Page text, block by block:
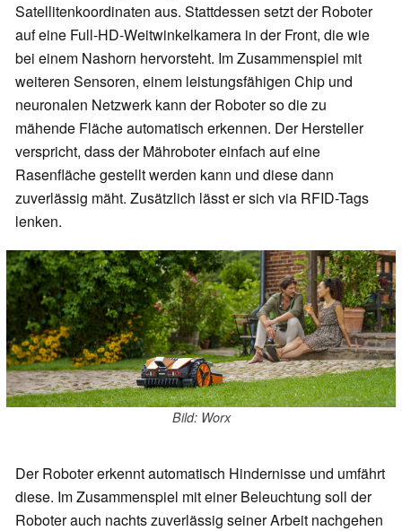
Satellitenkoordinaten aus. Stattdessen setzt der Roboter
auf eine Full-HD-Weitwinkelkamera in der Front, die wie
bei einem Nashorn hervorsteht. Im Zusammenspiel mit
weiteren Sensoren, einem leistungsfähigen Chip und
neuronalen Netzwerk kann der Roboter so die zu
mähende Fläche automatisch erkennen. Der Hersteller
verspricht, dass der Mähroboter einfach auf eine
Rasenfläche gestellt werden kann und diese dann
zuverlässig mäht. Zusätzlich lässt er sich via RFID-Tags
lenken.
Bild: Worx
Der Roboter erkennt automatisch Hindernisse und umfährt
diese. Im Zusammenspiel mit einer Beleuchtung soll der
Roboter auch nachts zuverlässig seiner Arbeit nachgehen